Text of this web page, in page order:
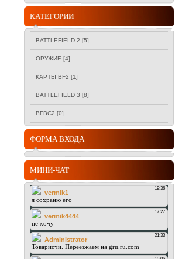
КАТЕГОРИИ
BATTLEFIELD 2 [5]
ОРУЖИЕ [4]
КАРТЫ BF2 [1]
BATTLEFIELD 3 [8]
BFBC2 [0]
ФОРМА ВХОДА
МИНИ-ЧАТ